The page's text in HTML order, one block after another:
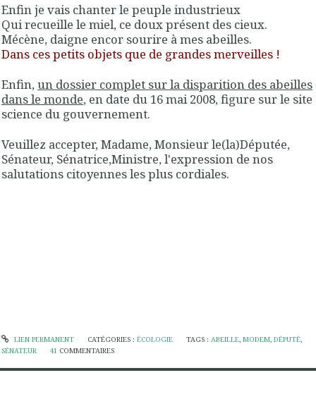
Enfin je vais chanter le peuple industrieux
Qui recueille le miel, ce doux présent des cieux.
Mécène, daigne encor sourire à mes abeilles.
Dans ces petits objets que de grandes merveilles !
Enfin,un dossier complet sur la disparition des abeilles
dans le monde, en date du 16 mai 2008, figure sur le site
science du gouvernement.
Veuillez accepter, Madame, Monsieur le(la)Députée,
Sénateur, Sénatrice,Ministre, l'expression de nos
salutations citoyennes les plus cordiales.
LIEN PERMANENT CATÉGORIES : ÉCOLOGIE TAGS :ABEILLE,MODEM,DÉPUTÉ,
SÉNATEUR
41 COMMENTAIRES